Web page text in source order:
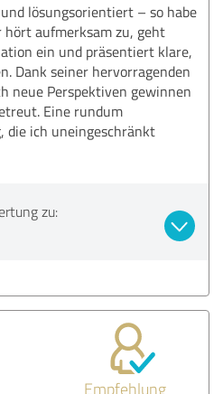
lösungsorientiert – so habe
aufmerksam zu, geht
ein und präsentiert klare,
Dank seiner hervorragenden
neue Perspektiven gewinnen
Eine rundum
die ich uneingeschränkt
zu:
Empfehlung